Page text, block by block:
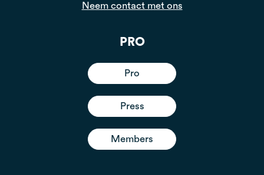
Neem contact met ons
PRO
Pro
Press
Members